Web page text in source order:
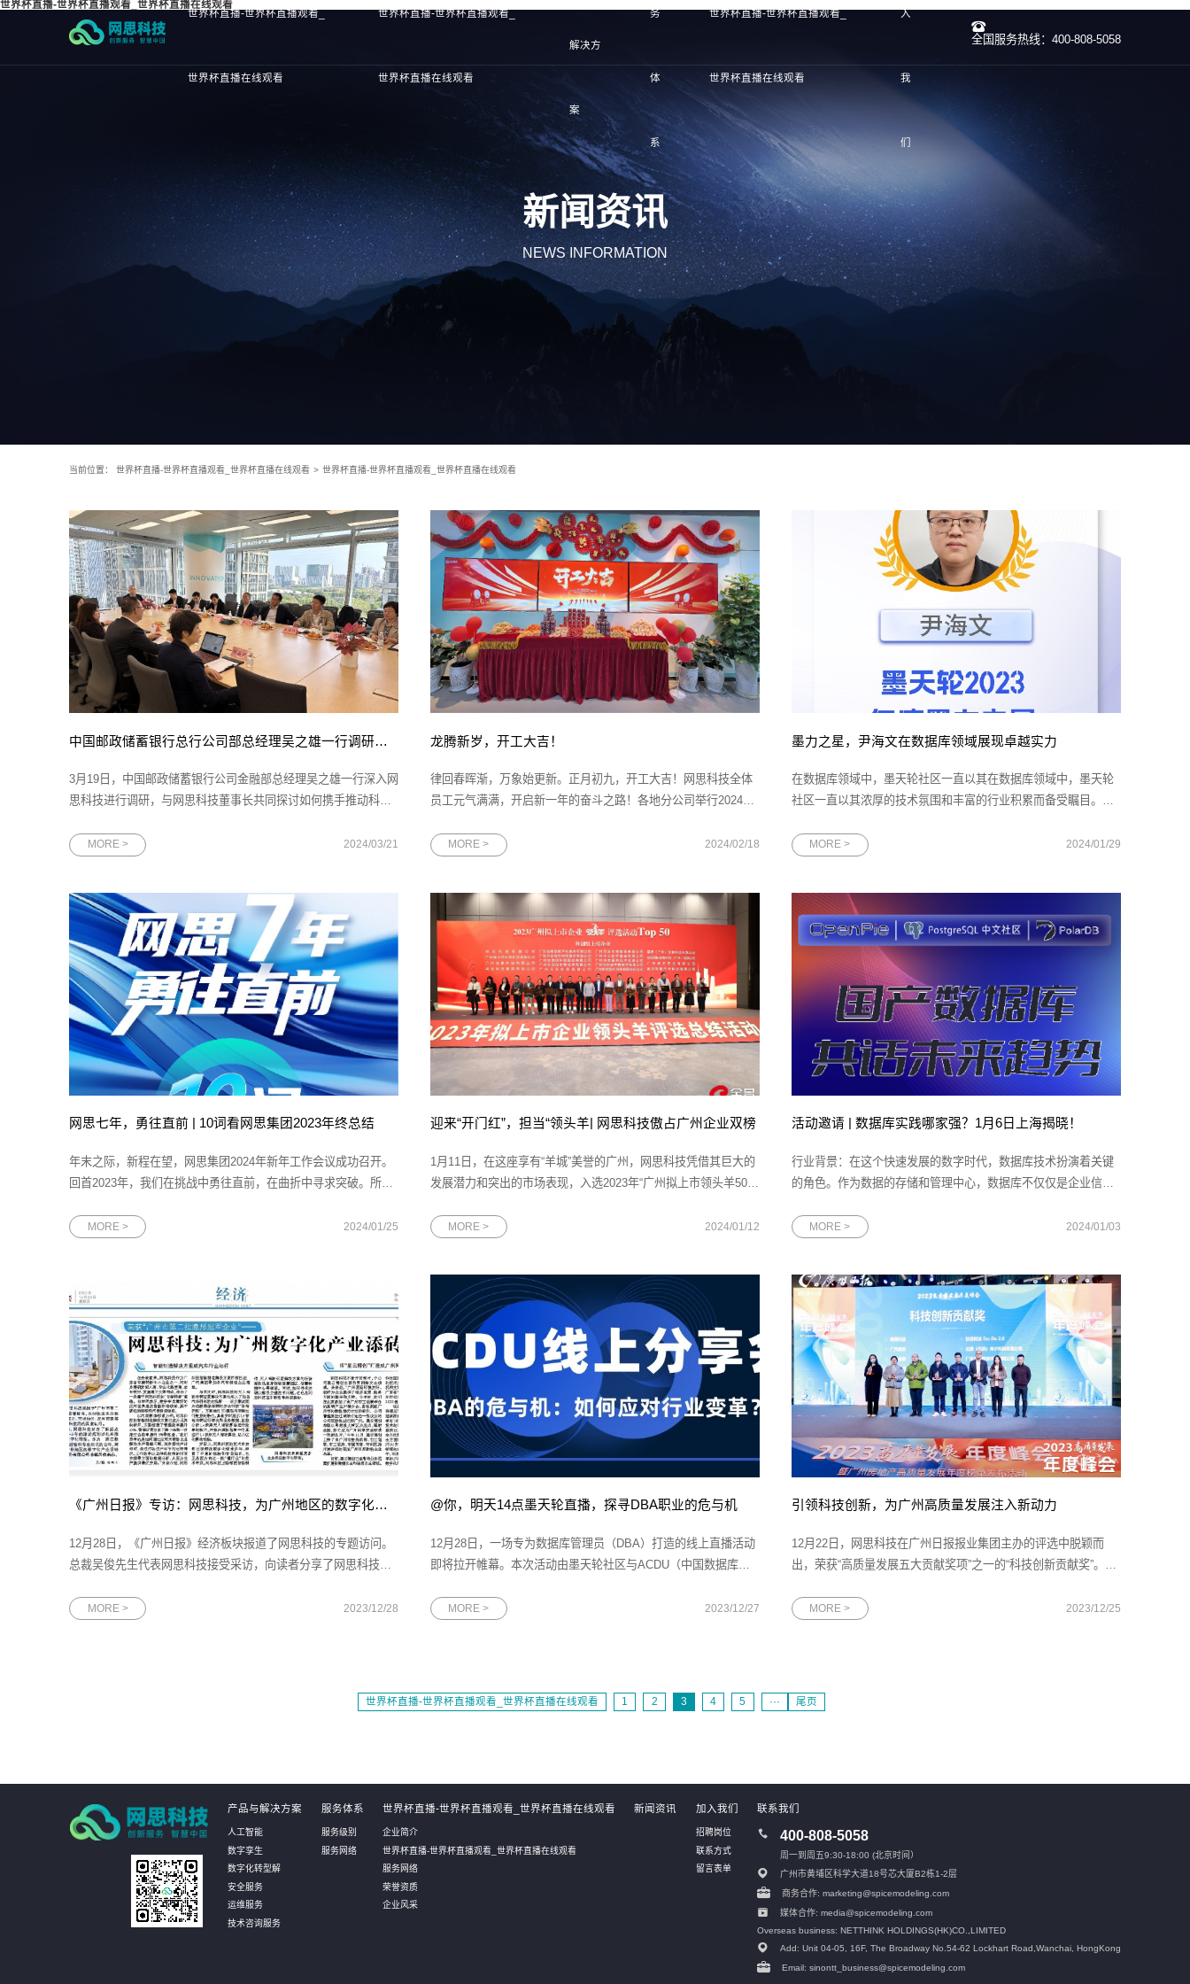
世界杯直播-世界杯直播观看_世界杯直播在线观看
世界杯直播-世界杯直播观看_
世界杯直播在线观看
世界杯直播-世界杯直播观看_
世界杯直播在线观看
解决方
案
务
体
系
世界杯直播-世界杯直播观看_
世界杯直播在线观看
入
我
们
全国服务热线：400-808-5058
新闻资讯
NEWS INFORMATION
当前位置： 世界杯直播-世界杯直播观看_世界杯直播在线观看 > 世界杯直播-世界杯直播观看_世界杯直播在线观看
中国邮政储蓄银行总行公司部总经理吴之雄一行调研网思科技
3月19日，中国邮政储蓄银行公司金融部总经理吴之雄一行深入网
思科技进行调研，与网思科技董事长共同探讨如何携手推动科技
处副处长王名扬，邮储银行广东省分行副行长夏春林、马天楠，
MORE > 2024/03/21
龙腾新岁，开工大吉！
律回春晖渐，万象始更新。正月初九，开工大吉！网思科技全体
员工元气满满，开启新一年的奋斗之路！各地分公司举行2024新
愿景，争创“开门红”！数字浪潮涌向前，化繁为简解疑难。崭新征
MORE > 2024/02/18
墨力之星，尹海文在数据库领域展现卓越实力
在数据库领域中，墨天轮社区一直以其在数据库领域中，墨天轮
社区一直以其浓厚的技术氛围和丰富的行业积累而备受瞩目。近
DBA总监、Oracle ACE尹海文。凭借原创文章的深度与广度、在
MORE > 2024/01/29
网思七年，勇往直前 | 10词看网思集团2023年终总结
年末之际，新程在望，网思集团2024年新年工作会议成功召开。
回首2023年，我们在挑战中勇往直前，在曲折中寻求突破。所获
了宝贵的经验和力量。
MORE > 2024/01/25
迎来“开门红”，担当“领头羊| 网思科技傲占广州企业双榜
1月11日，在这座享有“羊城”美誉的广州，网思科技凭借其巨大的
发展潜力和突出的市场表现，入选2023年“广州拟上市领头羊50强
州的双“领头羊”企业，网思科技将继续发挥其榜样作用和领导力，
MORE > 2024/01/12
活动邀请 | 数据库实践哪家强？1月6日上海揭晓！
行业背景：在这个快速发展的数字时代，数据库技术扮演着关键
的角色。作为数据的存储和管理中心，数据库不仅仅是企业信息
去几年中取得了可喜的发展成果，越来越多的企业开始选择使用
MORE > 2024/01/03
《广州日报》专访：网思科技，为广州地区的数字化产业添砖加瓦
12月28日，《广州日报》经济板块报道了网思科技的专题访问。
总裁吴俊先生代表网思科技接受采访，向读者分享了网思科技的
日报》12月28日网思科技专访版面荣获“广州市第二批隐形冠军企
MORE > 2023/12/28
@你，明天14点墨天轮直播，探寻DBA职业的危与机
12月28日，一场专为数据库管理员（DBA）打造的线上直播活动
即将拉开帷幕。本次活动由墨天轮社区与ACDU（中国数据库联
发表主题演讲。在数字化浪潮中，DBA的角色与职责正经历深刻
MORE > 2023/12/27
引领科技创新，为广州高质量发展注入新动力
12月22日，网思科技在广州日报报业集团主办的评选中脱颖而
出，荣获“高质量发展五大贡献奖项”之一的“科技创新贡献奖”。这
领作用的高度认可，彰显了网思科技在高质量发展方面取得的显
MORE > 2023/12/25
世界杯直播-世界杯直播观看_世界杯直播在线观看 1 2 3 4 5 ··· 尾页
产品与解决方案
人工智能
数字孪生
数字化转型解
安全服务
运维服务
技术咨询服务
服务体系
服务级别
服务网络
世界杯直播-世界杯直播观看_世界杯直播在线观看
企业简介
世界杯直播-世界杯直播观看_世界杯直播在线观看
服务网络
荣誉资质
企业风采
新闻资讯 加入我们
招聘岗位
联系方式
留言表单
联系我们
400-808-5058
周一到周五9:30-18:00 (北京时间）
广州市黄埔区科学大道18号芯大厦B2栋1-2层
商务合作: marketing@spicemodeling.com
媒体合作: media@spicemodeling.com
Overseas business: NETTHINK HOLDINGS(HK)CO.,LIMITED
Add: Unit 04-05, 16F, The Broadway No.54-62 Lockhart Road, Wanchai, HongKong
Email: sinontt_business@spicemodeling.com